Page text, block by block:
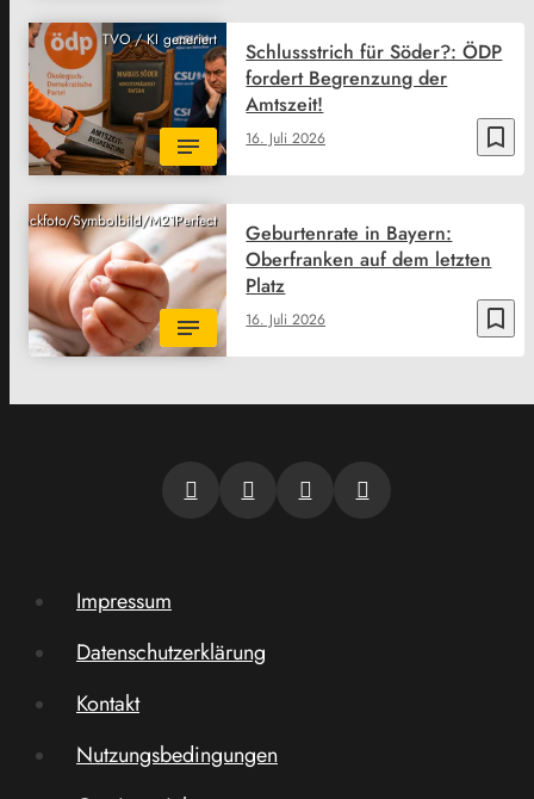
TVO / KI generiert
bookmark_border
16. Juli 2026
Schlussstrich für Söder?: ÖDP
fordert Begrenzung der
Amtszeit!
Stockfoto/Symbolbild/M21Perfect
bookmark_border
16. Juli 2026
Geburtenrate in Bayern:
Oberfranken auf dem letzten
Platz
Impressum
Datenschutzerklärung
Kontakt
Nutzungsbedingungen